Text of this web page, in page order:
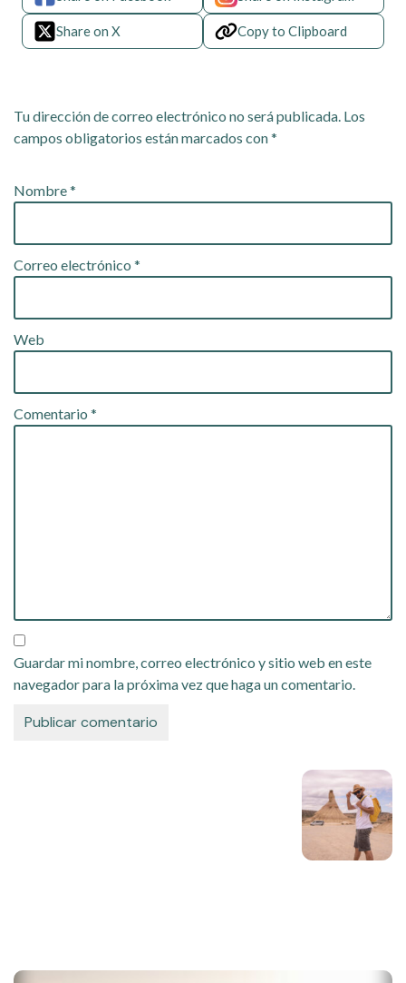
Share on X Copy to Clipboard
Tu dirección de correo electrónico no será publicada. Los
campos obligatorios están marcados con*
Nombre*
Correo electrónico *
Web
Comentario *
Guardar mi nombre, correo electrónico y sitio web en este
navegador para la próxima vez que haga un comentario.